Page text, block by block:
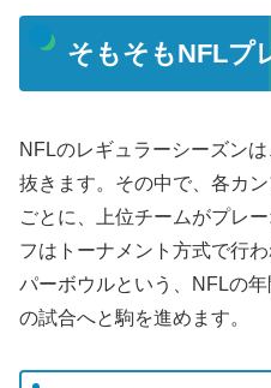
そもそもNFLプ
NFLのレギュラーシーズン
抜きます。その中で、各カ
ごとに、上位チームがプレ
フはトーナメント方式で行
パーボウルという、NFLの
の試合へと駒を進めます。